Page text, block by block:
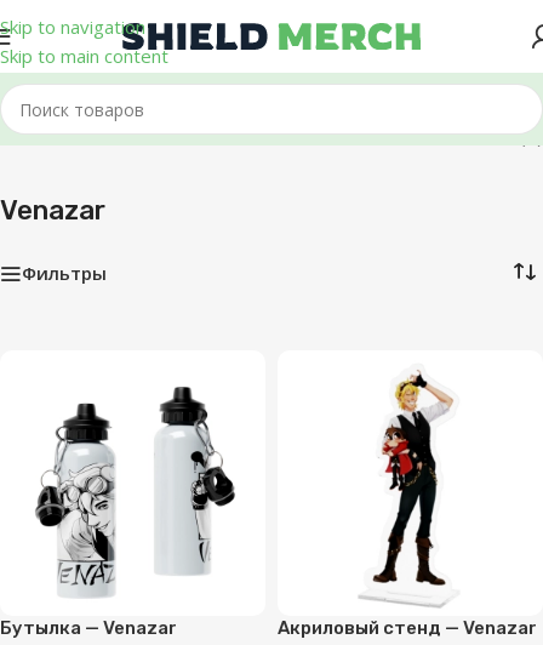
Skip to navigation
Skip to main content
Главная/Venazar Показаны все (5)
Venazar
Фильтры
Бутылка — Venazar Акриловый стенд — Venazar